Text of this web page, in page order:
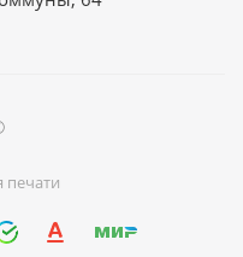
печати